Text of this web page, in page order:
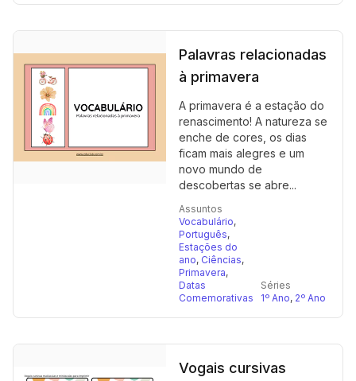
Palavras relacionadas
à primavera
A primavera é a estação do
renascimento! A natureza se
enche de cores, os dias
ficam mais alegres e um
novo mundo de
descobertas se abre...
Assuntos
Vocabulário,
Português,
Estações do
ano, Ciências,
Primavera,
Datas
Comemorativas
Séries
1º Ano, 2º Ano
Vogais cursivas